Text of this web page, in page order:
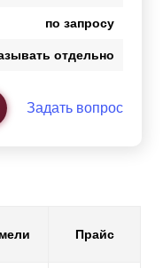
по запросу
отдельно
Задать вопрос
Прайс